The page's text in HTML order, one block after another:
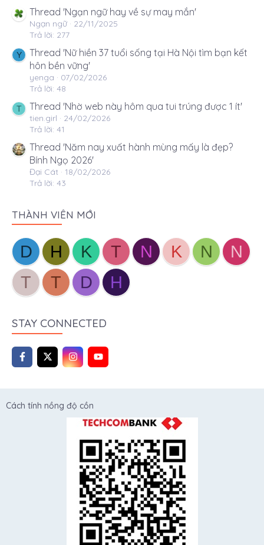
Thread 'Ngạn ngữ hay về sự may mắn'
Ngạn ngữ
22/11/2025
Trả lời: 277
Y
Thread 'Nữ hiền 37 tuổi sống tại Hà Nội tìm bạn kết
hôn bền vững'
yenga
07/02/2026
Trả lời: 48
T Thread 'Nhờ web này hôm qua tui trúng được 1 ít'
tien.girl
24/02/2026
Trả lời: 41
Thread 'Năm nay xuất hành mùng mấy là đẹp?
Bính Ngọ 2026'
Đại Cát
18/02/2026
Trả lời: 43
THÀNH VIÊN MỚI
D H K T N K N
N
T
T D H
STAY CONNECTED
Cách tính nồng độ cồn